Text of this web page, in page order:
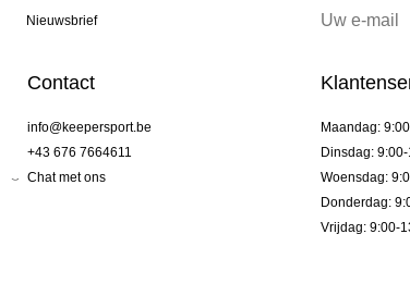
Nieuwsbrief
Contact
info@keepersport.be
+43 676 7664611
Chat met ons
Maandag:
Dinsdag:
Woensdag:
Donderdag:
Vrijdag: 9:00-